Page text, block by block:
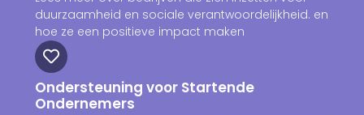
duurzaamheid en sociale verantwoordelijkheid. en
hoe ze een positieve impact maken
Ondersteuning voor Startende
Ondernemers